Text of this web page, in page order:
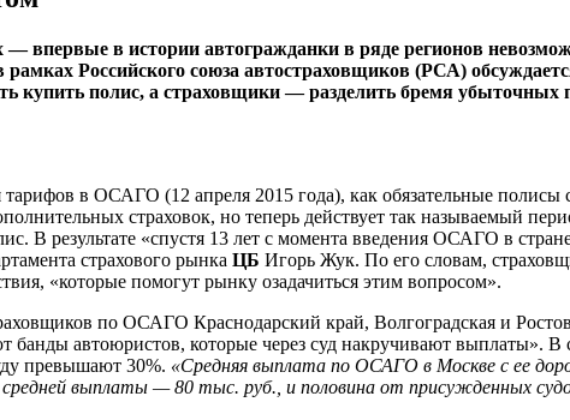
впервые в истории автогражданки в ряде регионов
Российского союза автостраховщиков (РСА)
купить полис, а страховщики — разделить бремя
в ОСАГО (12 апреля 2015 года), как обязательные
страховок, но теперь действует так называемый
В результате «спустя 13 лет с момента введения ОСАГО в
страхового рынка ЦБ Игорь Жук. По его словам,
«которые помогут рынку озадачиться этим вопросом».
по ОСАГО Краснодарский край, Волгоградская и
банды автоюристов, которые через суд накручивают
превышают 30%. «Средняя выплата по ОСАГО в Москве с ее
выплаты — 80 тыс. руб., и половина от присужденных